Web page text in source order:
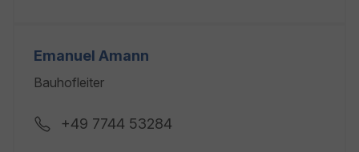
Emanuel Amann
Bauhofleiter
+49 7744 53284